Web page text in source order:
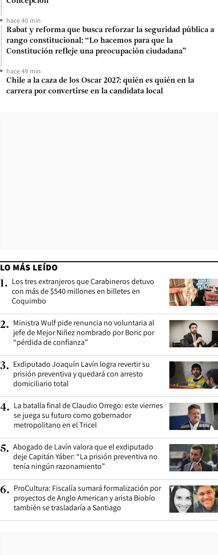
hace 40 min
Rabat y reforma que busca reforzar la seguridad pública a
rango constitucional: “Lo hacemos para que la
Constitución refleje una preocupación ciudadana”
hace 49 min
Chile a la caza de los Oscar 2027: quién es quién en la
carrera por convertirse en la candidata local
LO MÁS LEÍDO
1. Los tres extranjeros que Carabineros detuvo
con más de $540 millones en billetes en
Coquimbo
2. Ministra Wulf pide renuncia no voluntaria al
jefe de Mejor Niñez nombrado por Boric por
“pérdida de confianza”
3. Exdiputado Joaquín Lavín logra revertir su
prisión preventiva y quedará con arresto
domiciliario total
4. La batalla final de Claudio Orrego: este viernes
se juega su futuro como gobernador
metropolitano en el Tricel
5. Abogado de Lavín valora que el exdiputado
deje Capitán Yáber: “La prisión preventiva no
tenía ningún razonamiento”
6. ProCultura: Fiscalía sumará formalización por
proyectos de Anglo American y arista Biobío
también se trasladaría a Santiago